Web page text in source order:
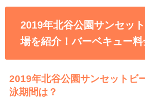
2019年北谷公園サンセッ
場を紹介！バーベキュー料
2019年北谷公園サンセットビ
泳期間は？